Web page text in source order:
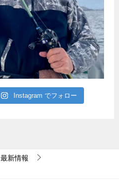
Instagram でフォロー
最新情報